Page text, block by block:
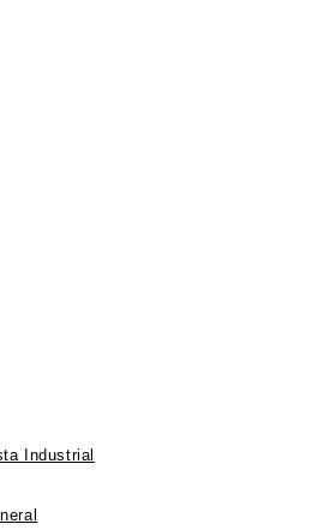
Industrial